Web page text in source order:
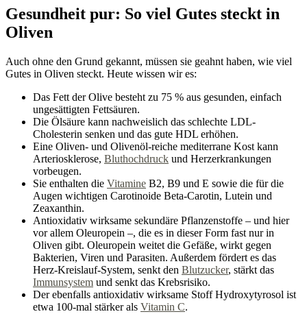
Gesundheit pur: So viel Gutes steckt in
Oliven
Auch ohne den Grund gekannt, müssen sie geahnt haben, wie viel
Gutes in Oliven steckt. Heute wissen wir es:
Das Fett der Olive besteht zu 75 % aus gesunden, einfach
ungesättigten Fettsäuren.
Die Ölsäure kann nachweislich das schlechte LDL-
Cholesterin senken und das gute HDL erhöhen.
Eine Oliven- und Olivenöl-reiche mediterrane Kost kann
Arteriosklerose, Bluthochdruck und Herzerkrankungen
vorbeugen.
Sie enthalten die Vitamine B2, B9 und E sowie die für die
Augen wichtigen Carotinoide Beta-Carotin, Lutein und
Zeaxanthin.
Antioxidativ wirksame sekundäre Pflanzenstoffe – und hier
vor allem Oleuropein –, die es in dieser Form fast nur in
Oliven gibt. Oleuropein weitet die Gefäße, wirkt gegen
Bakterien, Viren und Parasiten. Außerdem fördert es das
Herz-Kreislauf-System, senkt den Blutzucker, stärkt das
Immunsystem und senkt das Krebsrisiko.
Der ebenfalls antioxidativ wirksame Stoff Hydroxytyrosol ist
etwa 100-mal stärker als Vitamin C.